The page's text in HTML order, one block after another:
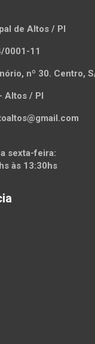
de Altos / PI
0001-11
nº 30. Centro,
Altos / PI
sexta-feira:
às 13:30hs